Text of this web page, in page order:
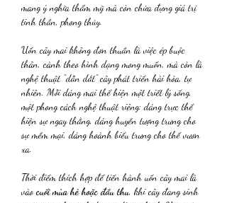
mang ý nghĩa thẩm mỹ mà còn chứa đựng giá trị
tinh thần, phong thủy.
Uốn cây mai không đơn thuần là việc ép buộc
thân, cành theo hình dạng mong muốn, mà còn là
nghệ thuật “dẫn dắt” cây phát triển hài hòa, tự
nhiên. Mỗi dáng mai thể hiện một triết lý sống,
một phong cách nghệ thuật riêng: dáng trực thể
hiện sự ngay thẳng, dáng huyền tượng trưng cho
sự mềm mại, dáng hoành biểu trưng cho thế vươn
xa.
Thời điểm thích hợp để tiến hành uốn cây mai là
vào cuối mùa hè hoặc đầu thu, khi cây đang sinh